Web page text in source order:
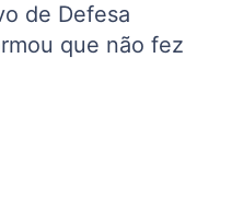
de Defesa
que não fez